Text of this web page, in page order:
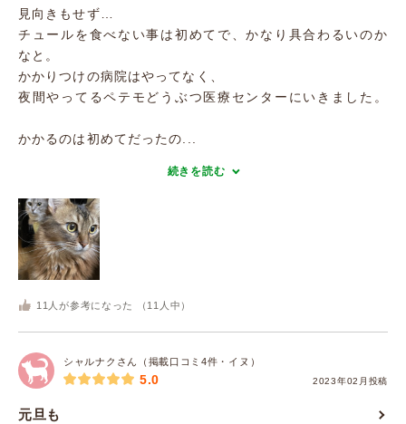
見向きもせず…
チュールを食べない事は初めてで、かなり具合わるいのか
なと。
かかりつけの病院はやってなく、
夜間やってるペテモどうぶつ医療センターにいきました。
かかるのは初めてだったの...
続きを読む
11 人が参考になった （ 11 人中）
シャルナクさん（掲載口コミ4件・イヌ）
2023年02月投稿
5.0
元旦も